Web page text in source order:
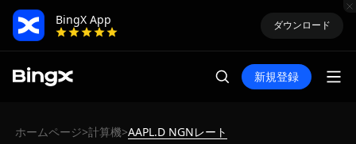
BingX App
ダウンロード
新規登録
ホームページ>計算機>AAPL.D NGNレート